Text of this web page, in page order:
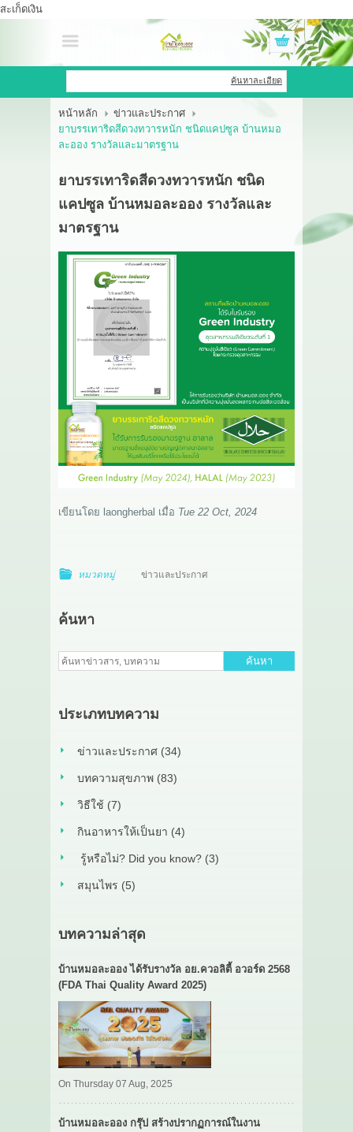
สะเก็ดเงิน
เข้าสู่ระบบ สมัครสมาชิก
สินค้าที่สนใจ( 0 )
OEM HUB
HERBBRIGHT WELLNESS
GREEN HOUSE
ติดต่อเรา
ค้นหาละเอียด
หน้าหลัก
ข่าวและประกาศ
ยาบรรเทาริดสีดวงทวารหนัก ชนิดแคปซูล บ้านหมอ
ละออง รางวัลและมาตรฐาน
ยาบรรเทาริดสีดวงทวารหนัก ชนิด
แคปซูล บ้านหมอละออง รางวัลและ
มาตรฐาน
เขียนโดย laongherbal เมื่อ Tue 22 Oct, 2024
หมวดหมู่ ข่าวและประกาศ
ค้นหา
ค้นหา
ประเภทบทความ
ข่าวและประกาศ (34)
บทความสุขภาพ (83)
วิธีใช้ (7)
กินอาหารให้เป็นยา (4)
รู้หรือไม่? Did you know? (3)
สมุนไพร (5)
บทความล่าสุด
บ้านหมอละออง ได้รับรางวัล อย.ควอลิตี้ อวอร์ด 2568
(FDA Thai Quality Award 2025)
On Thursday 07 Aug, 2025
บ้านหมอละออง กรุ๊ป สร้างปรากฏการณ์ในงาน